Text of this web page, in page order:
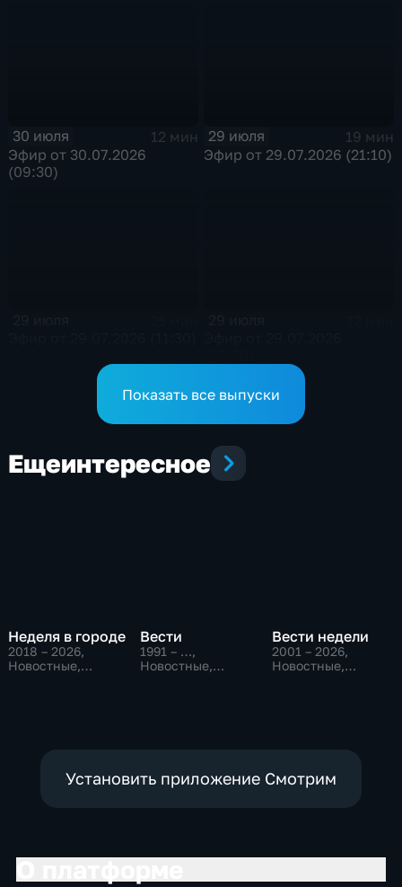
30 июля
12 мин
Эфир от 30.07.2026
(09:30)
29 июля
19 мин
Эфир от 29.07.2026 (21:10)
Показать все выпуски
Ещеинтересное
Неделя в городе
2018 – 2026,
Новостные,
Вести
1991 – …,
Новостные,
Вести недели
2001 – 2026,
Новостные,
Установить приложение Смотрим